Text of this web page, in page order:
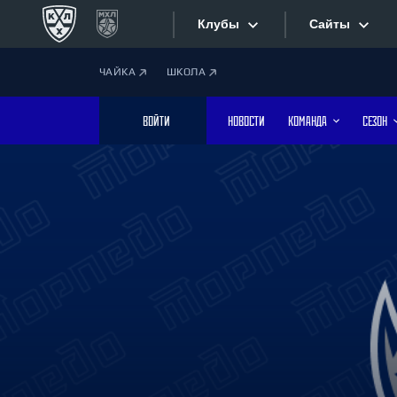
Клубы
Дивизион Боброва
Лада
Сайты
Текстовые
Фотобанк
ЧАЙКА ШКОЛА
ВОЙТИ НОВОСТИ КОМАНДА СЕЗОН